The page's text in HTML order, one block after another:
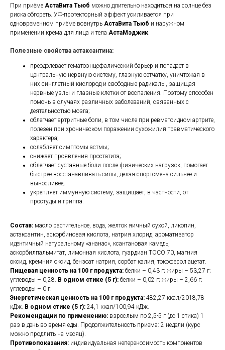
При приёме АстаВита Тьюб можно длительно находиться на солнце без
риска обгореть. УФ-протекторный эффект усиливается при
одновременном приёме вовнутрь АстаВита Тьюб и наружном
применении крема для лица и тела АстаМэджик.
Полезные свойства астаксантина:
преодолевает гематоэнцефалический барьер и попадает в
центральную нервную систему, глазную сетчатку, уничтожая в
них синглетный кислород и свободные радикалы, защищая
нервные узлы и глазные клетки от воспаления. Поэтому способен
помочь в случаях различных заболеваний, связанных с
деятельностью мозга;
облегчает артритные боли, в том числе при ревматоидном артрите,
полезен при хроническом поражении сухожилий травматического
характера;
ослабляет симптомы астмы;
снижает проявления простатита;
облегчает суставные боли после физических нагрузок, помогает
быстрее восстанавливать силы, делая спортсмена сильнее и
выносливее;
укрепляет иммунную систему, защищает, в частности, от
простуды и гриппа.
Состав: масло растительное, вода, желток яичный сухой, ликопин,
астаксантин, аскорбиновая кислота, натрия хлорид, ароматизатор
идентичный натуральному «ананас», ксантановая камедь,
аскорбилпальмитат, лимонная кислота, гуардиан ТОСО 70, магния
оксид, кремния оксид, бензоат натрия, сорбат калия, токоферол ацетат.
Пищевая ценность на 100 г продукта: белки – 0,43 г; жиры – 53,27 г;
углеводы – 0,28. В одном стике (5 г): белки – 0,02 г; жиры – 2,66 г;
углеводы – 0 г.
Энергетическая ценность на 100 г продукта: 482,27 ккал/2018,78
кДж. В одном стике (5 г): 24,1 ккал/100,94 кДж.
Рекомендации по применению: взрослым по 2,5-5 г (до 1 стика) 1
раз в день во время еды. Продолжительность приема: 2 недели (курс
можно продлить на месяц).
Противопоказания: индивидуальная непереносимость компонентов